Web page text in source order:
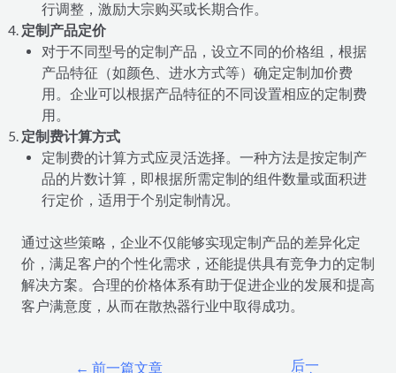
行调整，激励大宗购买或长期合作。
定制产品定价
对于不同型号的定制产品，设立不同的价格组，根据
产品特征（如颜色、进水方式等）确定定制加价费
用。企业可以根据产品特征的不同设置相应的定制费
用。
定制费计算方式
定制费的计算方式应灵活选择。一种方法是按定制产
品的片数计算，即根据所需定制的组件数量或面积进
行定价，适用于个别定制情况。
通过这些策略，企业不仅能够实现定制产品的差异化定
价，满足客户的个性化需求，还能提供具有竞争力的定制
解决方案。合理的价格体系有助于促进企业的发展和提高
客户满意度，从而在散热器行业中取得成功。
← 前一篇文章
后一